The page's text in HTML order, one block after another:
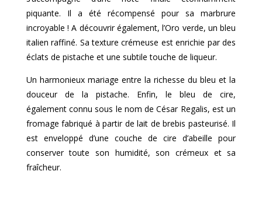
piquante. Il a été récompensé pour sa marbrure
incroyable ! A découvrir également, l’Oro verde, un bleu
italien raffiné. Sa texture crémeuse est enrichie par des
éclats de pistache et une subtile touche de liqueur.
Un harmonieux mariage entre la richesse du bleu et la
douceur de la pistache. Enfin, le bleu de cire,
également connu sous le nom de César Regalis, est un
fromage fabriqué à partir de lait de brebis pasteurisé. Il
est enveloppé d’une couche de cire d’abeille pour
conserver toute son humidité, son crémeux et sa
fraîcheur.